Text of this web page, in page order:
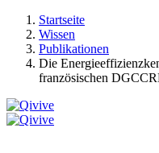
Startseite
Wissen
Publikationen
Die
französischen